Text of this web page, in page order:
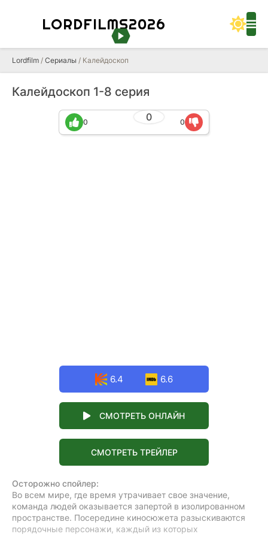
LORDFILMS2026
Lordfilm / Сериалы / Калейдоскоп
Калейдоскоп 1-8 серия
0
0 0
6.4 6.6
СМОТРЕТЬ ОНЛАЙН
СМОТРЕТЬ ТРЕЙЛЕР
Осторожно спойлер:
Во всем мире, где время утрачивает свое значение,
команда людей оказывается запертой в изолированном
пространстве. Посередине киносюжета разыскиваются
порядочные персонажи, каждый из которых